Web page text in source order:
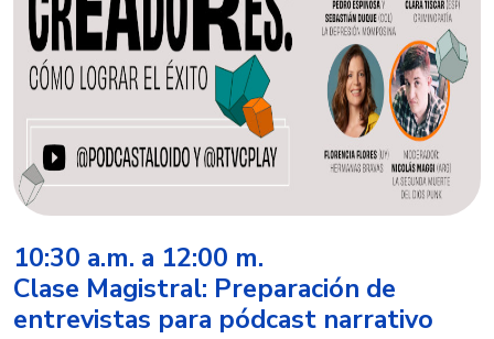
10:30 a.m. a 12:00 m.
Clase Magistral: Preparación de
entrevistas para pódcast narrativo